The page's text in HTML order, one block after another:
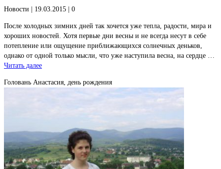
Новости | 19.03.2015 | 0
После холодных зимних дней так хочется уже тепла, радости, мира и
хороших новостей. Хотя первые дни весны и не всегда несут в себе
потепление или ощущение приближающихся солнечных деньков,
однако от одной только мысли, что уже наступила весна, на сердце …
Читать далее
Головань Анастасия, день рождения